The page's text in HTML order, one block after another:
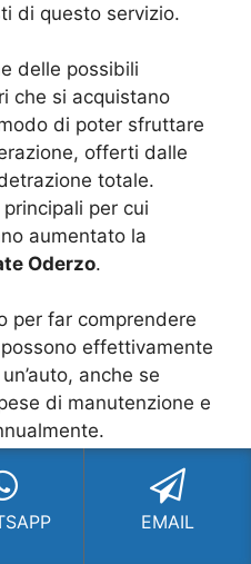
di questo servizio.
delle possibili
che si acquistano
di poter sfruttare
offerti dalle
totale.
per cui
aumentato la
Oderzo.
per far comprendere
effettivamente
anche se
di manutenzione e
metterci gli
subiscono e laEMAIL